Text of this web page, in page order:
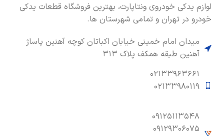
لوازم یدکی خودروی ونتاپارت، بهترین فروشگاه قطعات یدکی
خودرو در تهران و تمامی شهرستان ها.
میدان امام خمینی خیابان اکباتان کوچه آهنین پاساژ
آهنین طبقه همکف پلاک ۳۱۳
۰۲۱۳۳۹۶۳۶۶۱
۰۲۱۳۳۹۸۰۱۱۹
۰۹۱۲۵۱۱۳۵۴۸
۰۹۱۲۹۳۰۶۰۷۵